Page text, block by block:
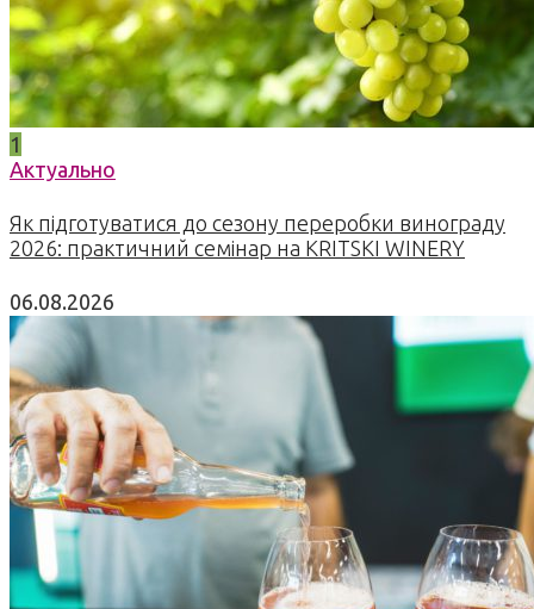
1
Актуально
Як підготуватися до сезону переробки винограду
2026: практичний семінар на KRITSKI WINERY
06.08.2026